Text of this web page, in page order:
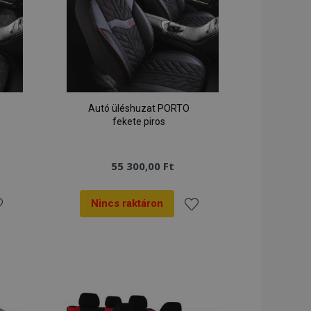
Autó üléshuzat PORTO
fekete piros
55 300,00 Ft
Nincs raktáron
helyi tárhelyet,
tárolja az
termékek
navigáció
tárhelyen követi
ha a Fordítási
számára
Az
miután